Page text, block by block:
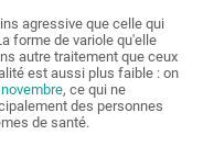
agressive que celle qui
forme de variole qu'elle
autre traitement que ceux
est aussi plus faible : on
, ce qui ne
des personnes
de santé.